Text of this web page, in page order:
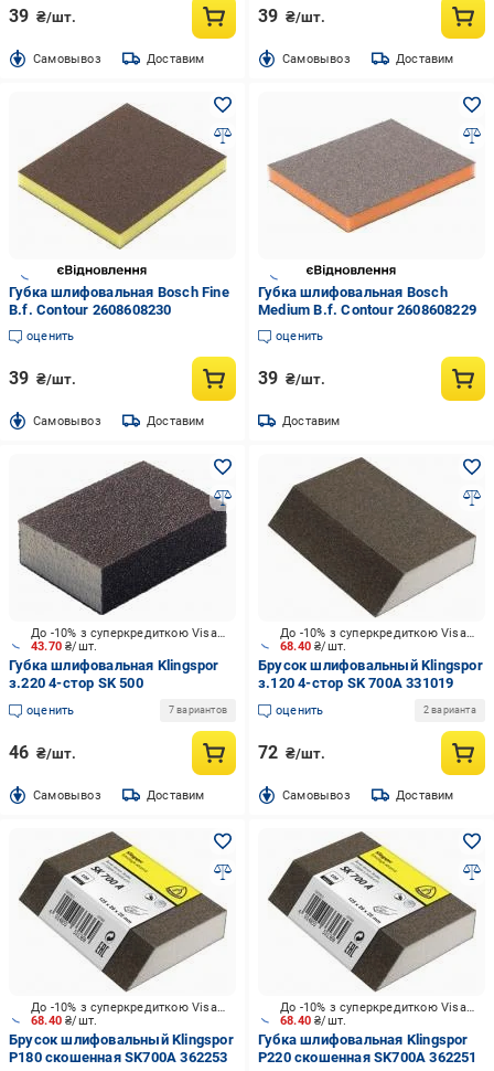
39 ₴/шт.
Cамовывоз Доставим
39 ₴/шт.
Cамовывоз Доставим
Губка шлифовальная Bosch Fine
B.f. Contour 2608608230
оценить
39 ₴/шт.
Cамовывоз Доставим
Губка шлифовальная Bosch
Medium B.f. Contour 2608608229
оценить
39 ₴/шт.
Доставим
43.70₴/шт.
До -10% з суперкредиткою Visa Вигода
Губка шлифовальная Klingspor
з.220 4-стор SK 500
оценить 7 вариантов
46 ₴/шт.
Cамовывоз Доставим
68.40₴/шт.
До -10% з суперкредиткою Visa Вигода
Брусок шлифовальный Klingspor
з.120 4-стор SK 700A 331019
оценить 2 варианта
72 ₴/шт.
Cамовывоз Доставим
68.40₴/шт.
До -10% з суперкредиткою Visa Вигода
Брусок шлифовальный Klingspor
P180 скошенная SK700A 362253
68.40₴/шт.
До -10% з суперкредиткою Visa Вигода
Губка шлифовальная Klingspor
P220 скошенная SK700A 362251